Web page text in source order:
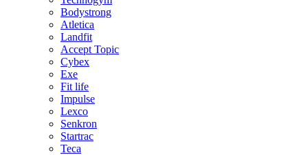
Bodystrong
Atletica
Landfit
Accept Topic
Cybex
Exe
Fit life
Impulse
Lexco
Senkron
Startrac
Teca